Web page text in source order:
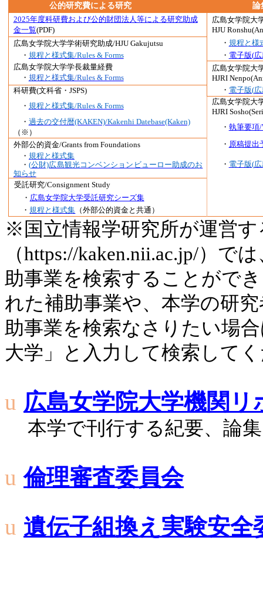
公的研究費による研究
論
2025年度科研費および公的財団法人等による研究助成
金一覧(PDF)
広島女学院大
HJU Ronshu
広島女学院大学学術研究助成/HJU Gakujutsu ・ 規程と様
・ 規程と様式集/Rules & Forms ・ 電子版(広
広島女学院大学学長裁量経費
・ 規程と様式集/Rules & Forms
広島女学院大
HJRI Nenpo
科研費(文科省・JSPS)
・ 電子版(広
・ 規程と様式集/Rules & Forms
広島女学院大
HJRI Sosho
・ 過去の交付暦(KAKEN)/Kakenhi Datebase(Kaken)
（※）
・ 執筆要項
外部公的資金/Grants from Foundations ・ 原稿提出
・ 規程と様式集
・(公財)広島観光コンベンションビューロー助成のお
知らせ
・ 電子版(広
受託研究/Consignment Study
・ 広島女学院大学受託研究シーズ集
・規程と様式集 （外部公的資金と共通）
※国立情報学研究所が運営す
（https://kaken.nii.ac.jp/）で
助事業を検索することがで
れた補助事業や、本学の研
助事業を検索なさりたい場
大学」と入力して検索して
u 広島女学院大学機関リ
本学で刊行する紀要、論
u 倫理審査委員会
u 遺伝子組換え実験安全